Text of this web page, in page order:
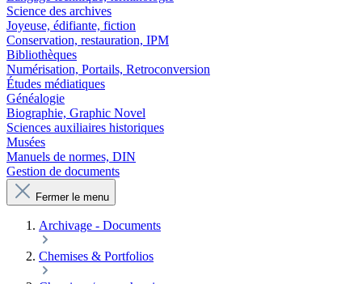
Science des archives
Joyeuse, édifiante, fiction
Conservation, restauration, IPM
Bibliothèques
Numérisation, Portails, Retroconversion
Études médiatiques
Généalogie
Biographie, Graphic Novel
Sciences auxiliaires historiques
Musées
Manuels de normes, DIN
Gestion de documents
Fermer le menu
Archivage - Documents
Chemises & Portfolios